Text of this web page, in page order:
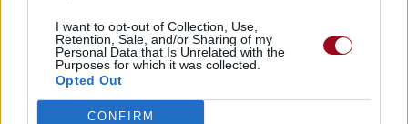
I want to opt-out of Collection, Use,
Retention, Sale, and/or Sharing of my
Personal Data that Is Unrelated with the
Purposes for which it was collected.
Opted Out
CONFIRM